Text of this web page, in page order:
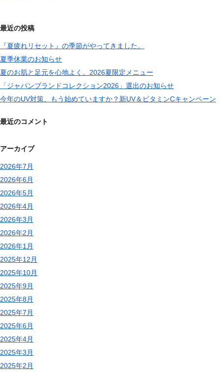
最近の投稿
『夏疲れリセット』の季節がやってきました。
夏季休業のお知らせ
夏のお肌と足元を心地よく。2026夏限定メニュー
「ジャパンブランドコレクション2026」選出のお知らせ
今年のUV対策、もう始めていますか？新UV＆ビタミンCキャンペーン
最近のコメント
アーカイブ
2026年7月
2026年6月
2026年5月
2026年4月
2026年3月
2026年2月
2026年1月
2025年12月
2025年10月
2025年9月
2025年8月
2025年7月
2025年6月
2025年4月
2025年3月
2025年2月